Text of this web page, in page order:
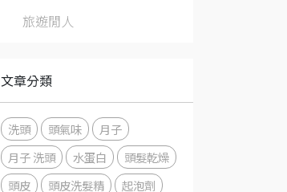
旅遊閒人
文章分類
洗頭 頭氣味
月子
月子 洗頭
水蛋白
頭髮乾燥
頭皮
頭皮洗髮精
起泡劑